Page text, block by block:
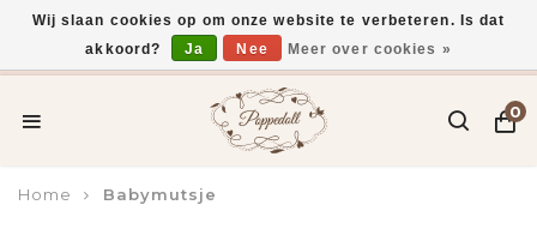
Voor 15:00 uur besteld, vandaag verzonden*
0
Home Babymutsje
Wij slaan cookies op om onze website te verbeteren. Is dat
akkoord?
Ja Nee Meer over cookies »